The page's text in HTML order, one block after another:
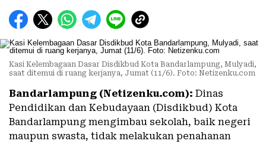
Kasi Kelembagaan Dasar Disdikbud Kota Bandarlampung, Mulyadi,
saat ditemui di ruang kerjanya, Jumat (11/6). Foto: Netizenku.com
Bandarlampung (Netizenku.com): Dinas
Pendidikan dan Kebudayaan (Disdikbud) Kota
Bandarlampung mengimbau sekolah, baik negeri
maupun swasta, tidak melakukan penahanan